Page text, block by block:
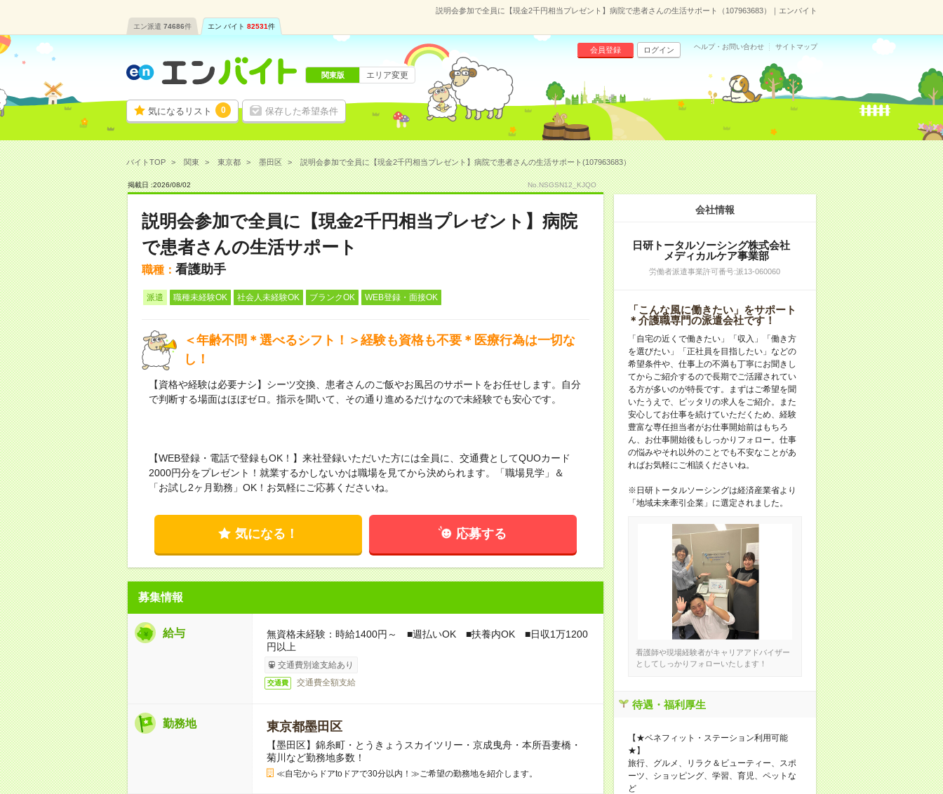
説明会参加で全員に【現金2千円相当プレゼント】病院で患者さんの生活サポート（107963683）｜エンバイト
エン派遣 74686件 エン バイト 82531件
気になるリスト 0 保存した希望条件
会員登録 ログイン ヘルプ・お問い合わせ サイトマップ
関東版 エリア変更
バイトTOP 関東 東京都 墨田区 説明会参加で全員に【現金2千円相当プレゼント】病院で患者さんの生活サポート(107963683）
掲載日 :2026/08/02 No.NSGSN12_KJQO
説明会参加で全員に【現金2千円相当プレゼント】病院
で患者さんの生活サポート
職種： 看護助手
派遣 職種未経験OK 社会人未経験OK ブランクOK WEB登録・面接OK
＜年齢不問＊選べるシフト！＞経験も資格も不要＊医療行為は一切な
し！
【資格や経験は必要ナシ】シーツ交換、患者さんのご飯やお風呂のサポートをお任せします。自分
で判断する場面はほぼゼロ。指示を聞いて、その通り進めるだけなので未経験でも安心です。
【WEB登録・電話で登録もOK！】来社登録いただいた方には全員に、交通費としてQUOカード
2000円分をプレゼント！就業するかしないかは職場を見てから決められます。「職場見学」＆
「お試し2ヶ月勤務」OK！お気軽にご応募くださいね。
気になる！ 応募する
募集情報
給与
無資格未経験：時給1400円～ ■週払いOK ■扶養内OK ■日収1万1200
円以上
交通費別途支給あり
交通費 交通費全額支給
勤務地 東京都墨田区
【墨田区】錦糸町・とうきょうスカイツリー・京成曳舟・本所吾妻橋・
菊川など勤務地多数！
≪自宅からドアtoドアで30分以内！≫ご希望の勤務地を紹介します。
会社情報
日研トータルソーシング株式会社
メディカルケア事業部
労働者派遣事業許可番号:派13-060060
「こんな風に働きたい」をサポート
＊介護職専門の派遣会社です！
「自宅の近くで働きたい」「収入」「働き方
を選びたい」「正社員を目指したい」などの
希望条件や、仕事上の不満も丁寧にお聞きし
てからご紹介するので長期でご活躍されてい
る方が多いのが特長です。まずはご希望を聞
いたうえで、ピッタリの求人をご紹介。また
安心してお仕事を続けていただくため、経験
豊富な専任担当者がお仕事開始前はもちろ
ん、お仕事開始後もしっかりフォロー。仕事
の悩みやそれ以外のことでも不安なことがあ
ればお気軽にご相談くださいね。
※日研トータルソーシングは経済産業省より
「地域未来牽引企業」に選定されました。
看護師や現場経験者がキャリアアドバイザー
としてしっかりフォローいたします！
待遇・福利厚生
【★ベネフィット・ステーション利用可能
★】
旅行、グルメ、リラク＆ビューティー、スポ
ーツ、ショッピング、学習、育児、ペットな
ど